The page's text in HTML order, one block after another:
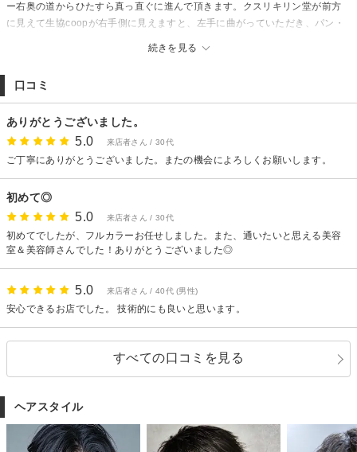
続きを見る
ー右奥の道からひたすら真っ直ぐに進んで頂きます。クスリキリン堂が前方
に見えて生協coopが右手側に見えますと、左手に曲がっていただき、パン・
口コミ
ありがとうございました。
5.0 来店者さん / 30代
ご丁寧にありがとうございました。またの機会によろしくお願いします。
初めて◎
5.0 来店者さん / 30代
初めてでしたが、フルカラーお任せしました。また、通いたいと思える美容
室＆美容師さんでした！ありがとうございました◎
5.0 来店者さん / 40代 (男性)
安心できるお店でした。 技術的にも良いと思います。
すべての口コミを見る
ヘアスタイル